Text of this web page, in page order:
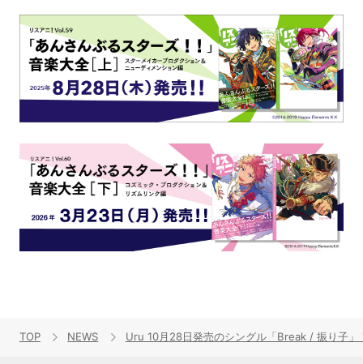
TOP NEWS Uru 10月28日発売のシングル「Break / 振り子